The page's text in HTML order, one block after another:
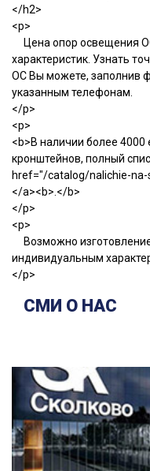
</h2>
<p>
Цена опор освещения
характеристик. Узнать
ОС Вы можете, заполнив
указанным телефонам.
</p>
<p>
<b>В наличии более
кронштейнов, полный
href="/catalog/nalichie-
</a><b>.</b>
</p>
<p>
Возможно
индивидуальным
</p>
СМИ О НАС